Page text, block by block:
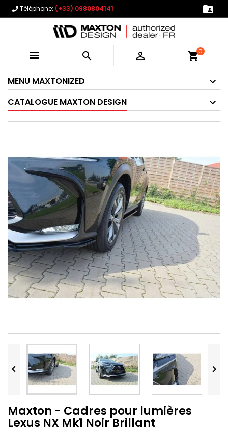
Téléphone: (+33) 0980804141 
   shopping_cart0
MENU MAXTONIZED
CATALOGUE MAXTON DESIGN
 
Maxton - Cadres pour lumières
Lexus NX Mk1 Noir Brillant